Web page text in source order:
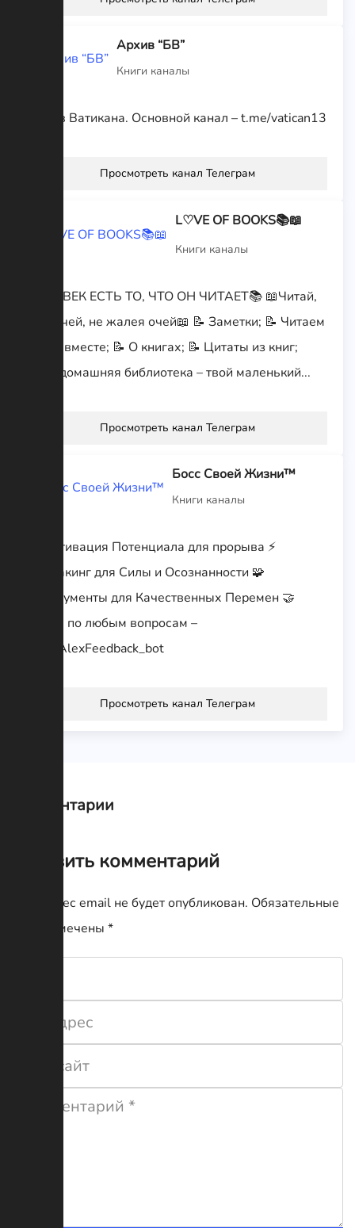
Архив “БВ”
Книги каналы
Архив Ватикана. Основной канал – t.me/vatican13
Просмотреть канал Телеграм
L♡VE OF BOOKS📚📖
Книги каналы
ЧЕЛОВЕК ЕСТЬ ТО, ЧТО ОН ЧИТАЕТ📚 📖Читай,
книгочей, не жалея очей📖 📝 Заметки; 📝 Читаем
книги вместе; 📝 О книгах; 📝 Цитаты из книг;
Твоя домашняя библиотека – твой маленький...
Просмотреть канал Телеграм
Босс Своей Жизни™️
Книги каналы
🧬 Активация Потенциала для прорыва ⚡️
Биохакинг для Силы и Осознанности 🧩
Инструменты для Качественных Перемен 🤝
Связь по любым вопросам –
t.me/AlexFeedback_bot
Просмотреть канал Телеграм
Комментарии
Оставить комментарий
Ваш адрес email не будет опубликован. Обязательные
поля помечены *